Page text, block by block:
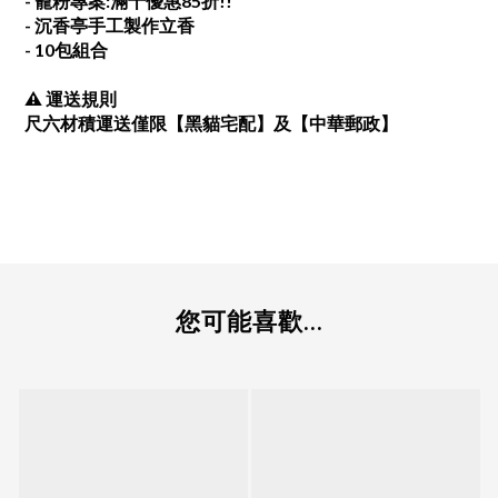
- 沉香亭手工製作立香
- 10包組合
⚠ 運送規則
尺六材積運送僅限【黑貓宅配】及【中華郵政】
您可能喜歡...